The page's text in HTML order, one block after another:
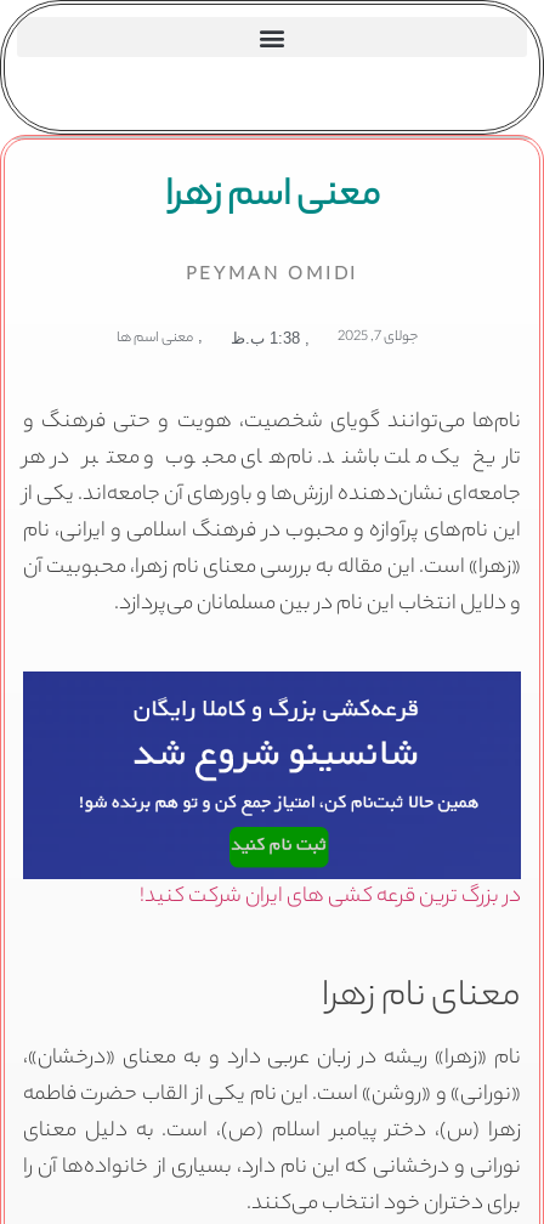
معنی اسم زهرا
PEYMAN OMIDI
جولای 7, 2025 1:38 ب.ظ , معنی اسم ها
نام‌ها می‌توانند گویای شخصیت، هویت و حتی فرهنگ و
تاریخ یک ملت باشند. نام‌های محبوب و معتبر در هر
جامعه‌ای نشان‌دهنده ارزش‌ها و باورهای آن جامعه‌اند. یکی از
این نام‌های پرآوازه و محبوب در فرهنگ اسلامی و ایرانی، نام
«زهرا» است. این مقاله به بررسی معنای نام زهرا، محبوبیت آن
و دلایل انتخاب این نام در بین مسلمانان می‌پردازد.
در بزرگ ترین قرعه کشی های ایران شرکت کنید!
معنای نام زهرا
نام «زهرا» ریشه در زبان عربی دارد و به معنای «درخشان»،
«نورانی» و «روشن» است. این نام یکی از القاب حضرت فاطمه
زهرا (س)، دختر پیامبر اسلام (ص)، است. به دلیل معنای
نورانی و درخشانی که این نام دارد، بسیاری از خانواده‌ها آن را
برای دختران خود انتخاب می‌کنند.